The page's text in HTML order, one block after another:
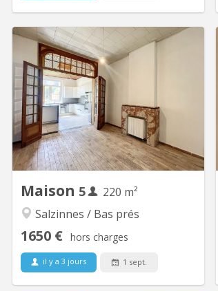
Maison 5
220 m²
Salzinnes / Bas prés
1650 € hors charges
il y a 3 jours 1 sept.
KN 5879
Colocation de 5 chambres se libère
dans une petite rue du centre de
Namur à deux pas du parc Louise-
Marie! Le bien se compose au rez-de-
chaussée d'un grand hall d'entrée
desservant un salon indépendant, une
salle à manger ouverte sur une
lumineuse cuisine entièrement équipée